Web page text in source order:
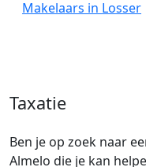
Makelaars in Losser
Taxatie
Ben je op zoek naar
Almelo die je kan